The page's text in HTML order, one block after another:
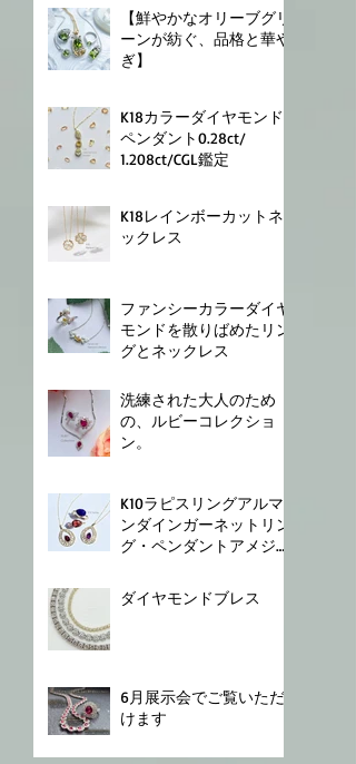
⁡【鮮やかなオリーブグリ
ーンが紡ぐ、品格と華や
ぎ】
K18⁡⁡カラーダイヤモンド
ペンダント⁡⁡0.28⁡ct/
⁡1.208ct⁡⁡/CGL鑑定⁡
K18⁡⁡レインボーカットネ
ックレス⁡
ファンシーカラーダイヤ
モンドを散りばめたリン
グとネックレス
⁡洗練された大人のため
の、ルビーコレクショ
ン。
K10⁡⁡ラピスリング⁡⁡アルマ
ンダインガーネットリン
グ⁡・ペンダント⁡⁡アメジス
ダイヤモンドブレス⁡
6月展示会でご覧いただ
けます